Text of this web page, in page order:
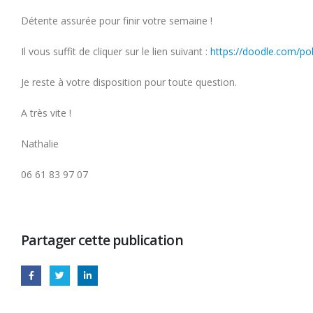
Détente assurée pour finir votre semaine !
Il vous suffit de cliquer sur le lien suivant : https://doodle.com/
Je reste à votre disposition pour toute question.
A très vite !
Nathalie
06 61 83 97 07
Partager cette publication